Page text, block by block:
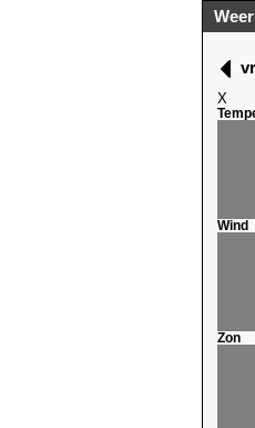
X
Wind
Zon